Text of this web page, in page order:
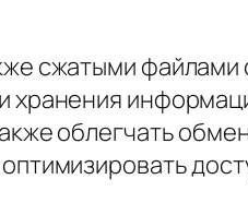
сжатыми
хранения
облегчать